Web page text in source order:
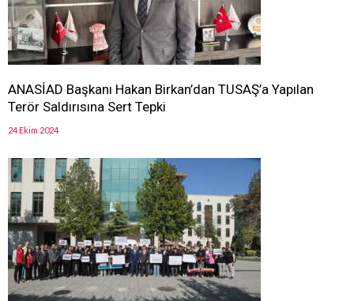
ANASİAD Başkanı Hakan Birkan’dan TUSAŞ’a Yapılan
Terör Saldırısına Sert Tepki
24 Ekim 2024